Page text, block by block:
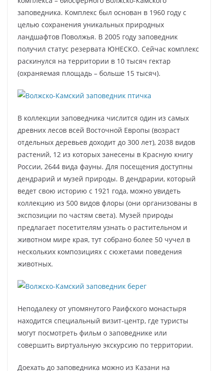
заповедника. Комплекс был основан в 1960 году с
целью сохранения уникальных природных
ландшафтов Поволжья. В 2005 году заповедник
получил статус резервата ЮНЕСКО. Сейчас комплекс
раскинулся на территории в 10 тысяч гектар
(охраняемая площадь – больше 15 тысяч).
В коллекции заповедника числится один из самых
древних лесов всей Восточной Европы (возраст
отдельных деревьев доходит до 300 лет), 2038 видов
растений, 12 из которых занесены в Красную книгу
России, 2644 вида фауны. Для посещения доступны
дендрарий и музей природы. В дендрарии, который
ведет свою историю с 1921 года, можно увидеть
коллекцию из 500 видов флоры (они организованы в
экспозиции по частям света). Музей природы
предлагает посетителям узнать о растительном и
животном мире края, тут собрано более 50 чучел в
нескольких композициях с сюжетами поведения
животных.
Неподалеку от упомянутого Раифского монастыря
находится специальный визит-центр, где туристы
могут посмотреть фильм о заповеднике или
совершить виртуальную экскурсию по территории.
Доехать до заповедника можно из Казани на